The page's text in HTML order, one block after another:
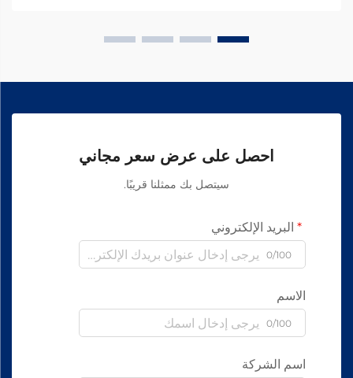
احصل على عرض سعر مجاني
سيتصل بك ممثلنا قريبًا.
البريد الإلكتروني
0/100
الاسم
0/100
اسم الشركة